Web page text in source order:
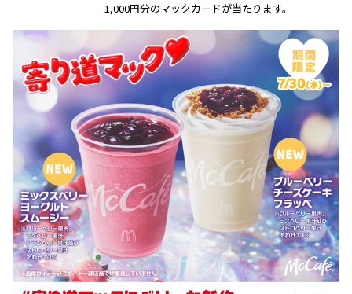
1,000円分のマックカードが当たります。